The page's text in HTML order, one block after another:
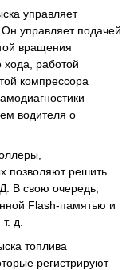
управляет
управляет подачей
вращения
хода, работой
компрессора
водителя о
позволяют решить
В свою очередь,
Flash-памятью и
д.
топлива
регистрируют